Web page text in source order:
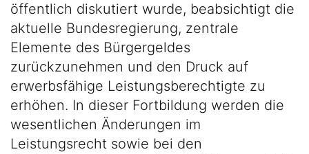
öffentlich diskutiert wurde, beabsichtigt die
aktuelle Bundesregierung, zentrale
Elemente des Bürgergeldes
zurückzunehmen und den Druck auf
erwerbsfähige Leistungsberechtigte zu
erhöhen. In dieser Fortbildung werden die
wesentlichen Änderungen im
Leistungsrecht sowie bei den